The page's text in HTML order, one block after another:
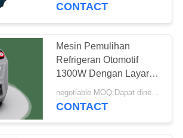
CONTACT
Mesin Pemulihan
Refrigeran Otomotif
1300W Dengan Layar
Warna LCD 7".
CONTACT